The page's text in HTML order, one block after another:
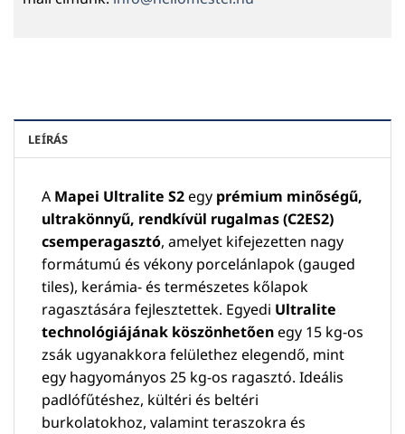
LEÍRÁS
A Mapei Ultralite S2egy prémium minőségű,
ultrakönnyű, rendkívül rugalmas (C2ES2)
csemperagasztó, amelyet kifejezetten nagy
formátumú és vékony porcelánlapok (gauged
tiles), kerámia- és természetes kőlapok
ragasztására fejlesztettek. Egyedi Ultralite
technológiájának köszönhetőenegy 15 kg-os
zsák ugyanakkora felülethez elegendő, mint
egy hagyományos 25 kg-os ragasztó. Ideális
padlófűtéshez, kültéri és beltéri
burkolatokhoz, valamint teraszokra és